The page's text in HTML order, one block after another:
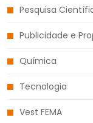
Pesquisa
Publicidade e
Química
Tecnologia
Vest FEMA